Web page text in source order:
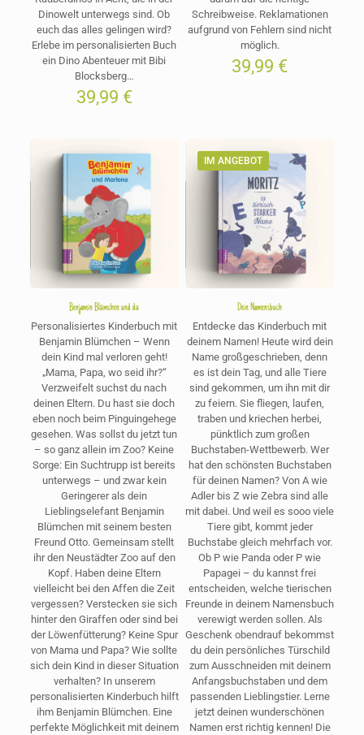
Dinowelt unterwegs sind. Ob
euch das alles gelingen wird?
Erlebe im personalisierten Buch
ein Dino Abenteuer mit Bibi
Blocksberg…
39,99 €
Schreibweise. Reklamationen
aufgrund von Fehlern sind nicht
möglich.
39,99 €
Benjamin Blümchen und du
Personalisiertes Kinderbuch mit
Benjamin Blümchen – Wenn
dein Kind mal verloren geht!
„Mama, Papa, wo seid ihr?“
Verzweifelt suchst du nach
deinen Eltern. Du hast sie doch
eben noch beim Pinguingehege
gesehen. Was sollst du jetzt tun
– so ganz allein im Zoo? Keine
Sorge: Ein Suchtrupp ist bereits
unterwegs – und zwar kein
Geringerer als dein
Lieblingselefant Benjamin
Blümchen mit seinem besten
Freund Otto. Gemeinsam stellt
ihr den Neustädter Zoo auf den
Kopf. Haben deine Eltern
vielleicht bei den Affen die Zeit
vergessen? Verstecken sie sich
hinter den Giraffen oder sind bei
der Löwenfütterung? Keine Spur
von Mama und Papa? Wie sollte
sich dein Kind in dieser Situation
verhalten? In unserem
personalisierten Kinderbuch hilft
ihm Benjamin Blümchen. Eine
perfekte Möglichkeit mit deinem
IM ANGEBOT
Dein Namensbuch
Entdecke das Kinderbuch mit
deinem Namen! Heute wird dein
Name großgeschrieben, denn
es ist dein Tag, und alle Tiere
sind gekommen, um ihn mit dir
zu feiern. Sie fliegen, laufen,
traben und kriechen herbei,
pünktlich zum großen
Buchstaben-Wettbewerb. Wer
hat den schönsten Buchstaben
für deinen Namen? Von A wie
Adler bis Z wie Zebra sind alle
mit dabei. Und weil es sooo viele
Tiere gibt, kommt jeder
Buchstabe gleich mehrfach vor.
Ob P wie Panda oder P wie
Papagei – du kannst frei
entscheiden, welche tierischen
Freunde in deinem Namensbuch
verewigt werden sollen. Als
Geschenk obendrauf bekommst
du dein persönliches Türschild
zum Ausschneiden mit deinem
Anfangsbuchstaben und dem
passenden Lieblingstier. Lerne
jetzt deinen wunderschönen
Namen erst richtig kennen! Die